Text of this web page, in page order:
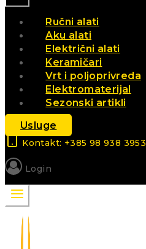
Ručni alati
Aku alati
Električni alati
Keramičari
Vrt i poljoprivreda
Elektromaterijal
Sezonski artikli
Usluge
Kontakt: +385 98 938 3953
Login